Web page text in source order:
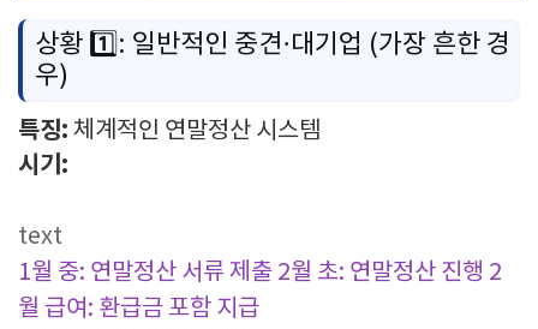
상황 1️⃣: 일반적인 중견·대기업 (가장 흔한 경
우)
특징: 체계적인 연말정산 시스템
시기:
text
1월 중: 연말정산 서류 제출 2월 초: 연말정산 진행 2
월 급여: 환급금 포함 지급